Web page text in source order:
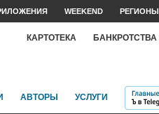
WEEKEND РЕГИОНЫ
КАРТОТЕКА БАНКРОТСТВА
АВТОРЫ УСЛУГИ